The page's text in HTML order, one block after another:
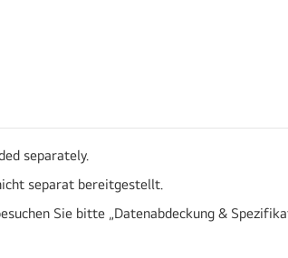
separately.
separat bereitgestellt.
Sie bitte „Datenabdeckung &